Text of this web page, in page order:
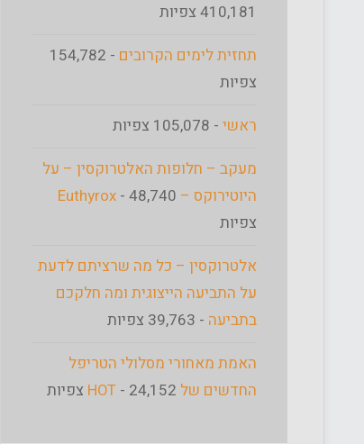
410,181 צפיות
תחזית לימים הקרובים
- 154,782
צפיות
ראשי - 105,078 צפיות
מעקב – חלופות האלטרוקסין – על
היוטירוקס – Euthyrox - 48,740
צפיות
אלטרוקסין – כל מה שרציתם לדעת
על התביעה הייצוגית ומה חלקכם
בתביעה - 39,763 צפיות
האמת מאחורי מסלולי הטריפל
החדשים של HOT - 24,152 צפיות